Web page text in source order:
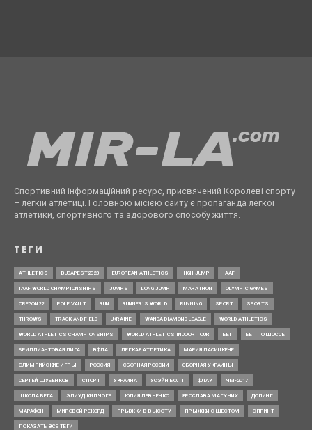
Спортивний інформаційний ресурс, присвячений Королеві спорту
– легкій атлетиці. Головною місією сайту є пропаганда легкої
атлетики, спортивного та здорового способу життя.
ТЕГИ
ATHLETICS BUDAPEST2023 EUROPEAN ATHLETICS HIGH JUMP IAAF
IAAF WORLD CHAMPIONSHIPS JUMPS LONG JUMP MARATHON OLYMPIC GAMES
OREGON22 POLE VAULT RUN RUNNER’S WORLD RUNNING SPORT SPORTS
THROWS TRACK AND FIELD UKRAINE WANDA DIAMOND LEAGUE WORLD ATHLETICS
WORLD ATHLETICS CHAMPIONSHIPS WORLD ATHLETICS INDOOR TOUR БЕГ БЕГ ПО ШОССЕ
БРИЛЛИАНТОВАЯ ЛИГА ВФЛА ЛЕГКАЯ АТЛЕТИКА МАРИЯ ЛАСИЦКЕНЕ
ОЛИМПИЙСКИЕ ИГРЫ РОССИЯ СБОРНАЯ РОССИИ СБОРНАЯ УКРАИНЫ
СЕРГЕЙ ШУБЕНКОВ СПОРТ УКРАИНА УСЭЙН БОЛТ ФЛАУ ЧМ-2017
ШКОЛА БЕГА ЭЛИУД КИПЧОГЕ ЮЛИЯ ЛЕВЧЕНКО ЯРОСЛАВА МАГУЧИХ ДОПИНГ
МАРАФОН МИРОВОЙ РЕКОРД ПРЫЖКИ В ВЫСОТУ ПРЫЖКИ С ШЕСТОМ СПРИНТ
ПОКАЗАТЬ ВСЕ ТЕГИ